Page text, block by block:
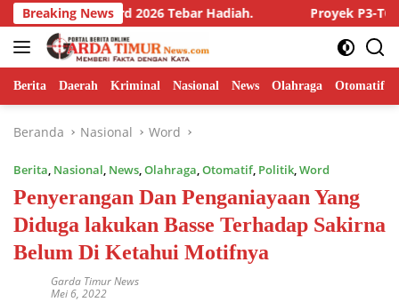
Langsung
ke
konten
Breaking News
Award 2026 Tebar Hadiah. Proyek P3-TGAI Rp195
Berita Daerah Kriminal Nasional News Olahraga Otomatif
Beranda Nasional Word
Berita, Nasional, News,Olahraga,Otomatif, Politik,Word
Penyerangan Dan Penganiayaan Yang
Diduga lakukan Basse Terhadap Sakirna
Belum Di Ketahui Motifnya
Garda Timur News
Mei 6, 2022